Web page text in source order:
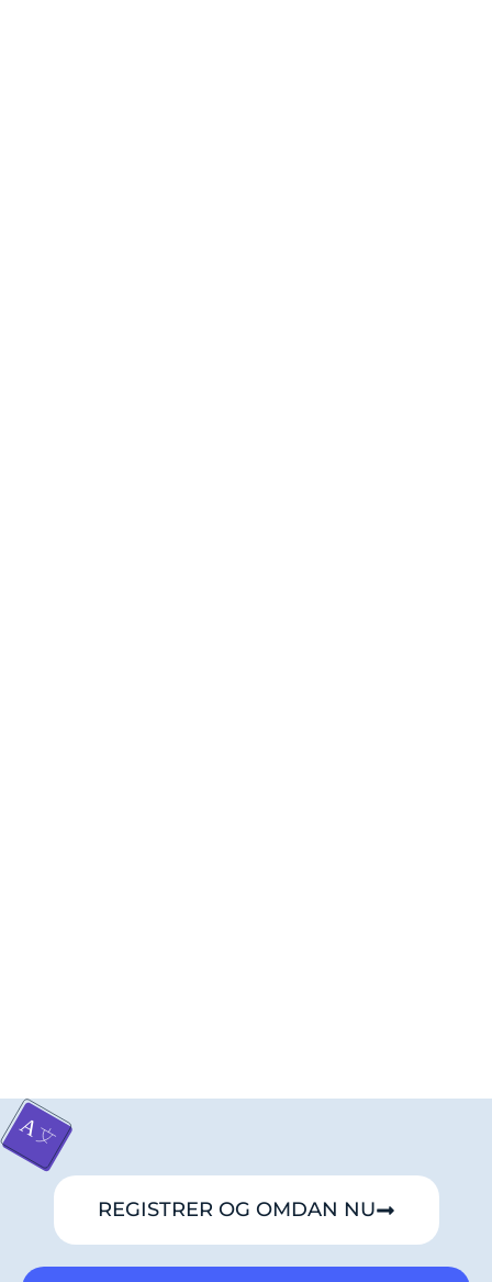
REGISTRER OG OMDAN NU